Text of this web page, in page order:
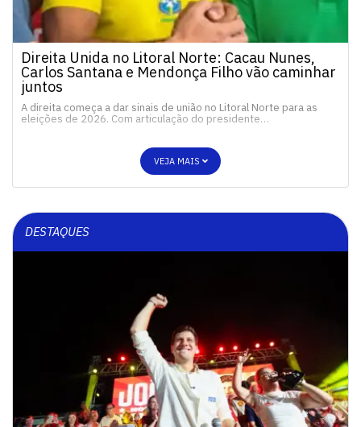
Direita Unida no Litoral Norte: Cacau Nunes,
Carlos Santana e Mendonça Filho vão caminhar
juntos
A direita começa a dar sinais de união no Litoral Norte para as
eleições de 2026. Com articulação do presidente…
VEJA MAIS
DESTAQUES